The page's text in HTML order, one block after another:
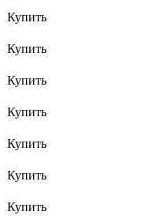
Купить
Купить
Купить
Купить
Купить
Купить
Купить